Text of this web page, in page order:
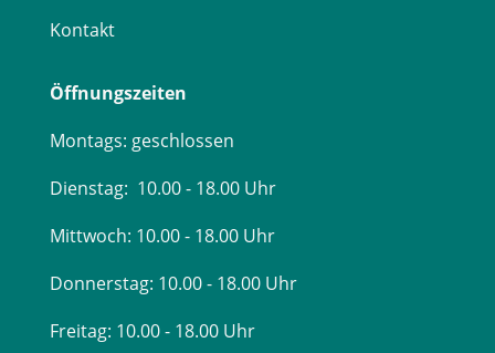
Kontakt
Öffnungszeiten
Montags: geschlossen
Dienstag: 10.00 - 18.00 Uhr
Mittwoch: 10.00 - 18.00 Uhr
Donnerstag: 10.00 - 18.00 Uhr
Freitag: 10.00 - 18.00 Uhr